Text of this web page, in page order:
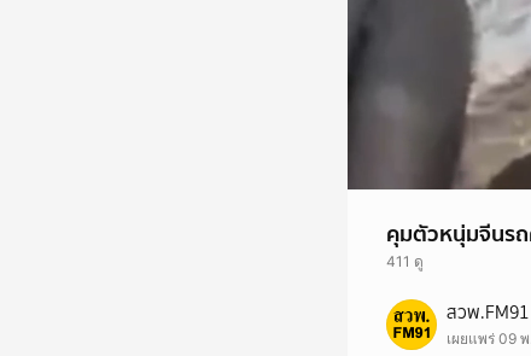
คุมตัวหนุ่มจีนร
411 ดู
คุมตัวหนุ่มจีนรถคว่ำ
รุดปลดชนวน จ.ชลบุรี
https://
สวพ.FM91
เผยแพร่ 09